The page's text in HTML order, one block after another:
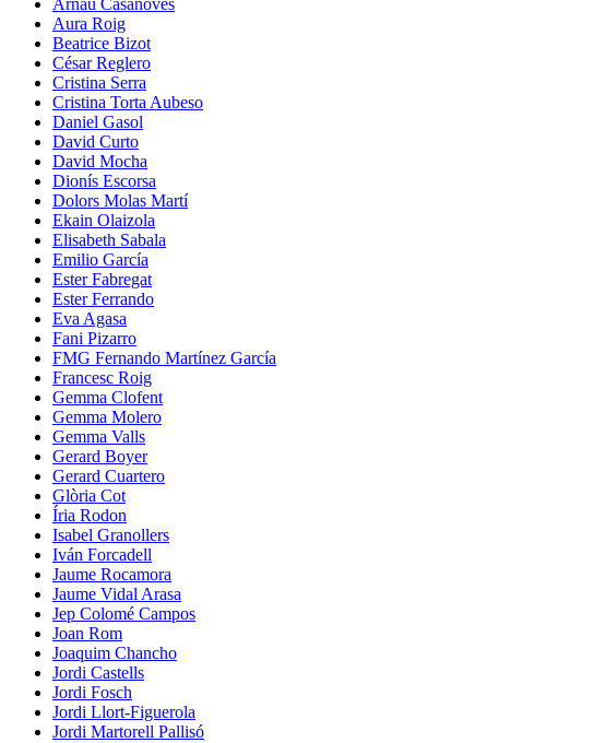
Arnau Casanoves
Aura Roig
Beatrice Bizot
César Reglero
Cristina Serra
Cristina Torta Aubeso
Daniel Gasol
David Curto
David Mocha
Dionís Escorsa
Dolors Molas Martí
Ekain Olaizola
Elisabeth Sabala
Emilio García
Ester Fabregat
Ester Ferrando
Eva Agasa
Fani Pizarro
FMG Fernando Martínez García
Francesc Roig
Gemma Clofent
Gemma Molero
Gemma Valls
Gerard Boyer
Gerard Cuartero
Glòria Cot
Íria Rodon
Isabel Granollers
Iván Forcadell
Jaume Rocamora
Jaume Vidal Arasa
Jep Colomé Campos
Joan Rom
Joaquim Chancho
Jordi Castells
Jordi Fosch
Jordi Llort-Figuerola
Jordi Martorell Pallisó